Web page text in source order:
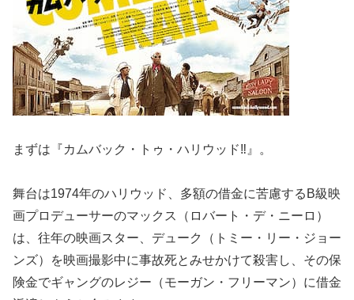
まずは『カムバック・トゥ・ハリウッド‼』。
舞台は1974年のハリウッド、多額の借金に苦慮するB級映
画プロデューサーのマックス（ロバート・デ・ニーロ）
は、往年の映画スター、デューク（トミー・リー・ジョー
ンズ）を映画撮影中に事故死とみせかけて殺害し、その保
険金でギャングのレジー（モーガン・フリーマン）に借金